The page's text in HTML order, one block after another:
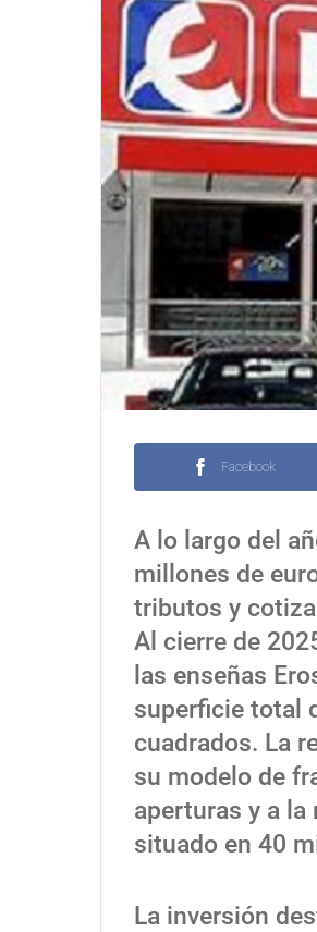
Facebook
A lo largo del
millones de
tributos y
Al cierre de
las enseñas
superficie total
cuadrados. La
su modelo de
aperturas y a
situado en 40
La inversión